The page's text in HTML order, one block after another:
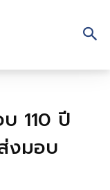
110 ปี
งมอบ